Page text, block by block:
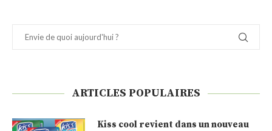
ARTICLES POPULAIRES
Kiss cool revient dans un nouveau